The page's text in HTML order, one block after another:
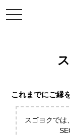
toggle
navigation
これまでにご縁
スゴヨクでは